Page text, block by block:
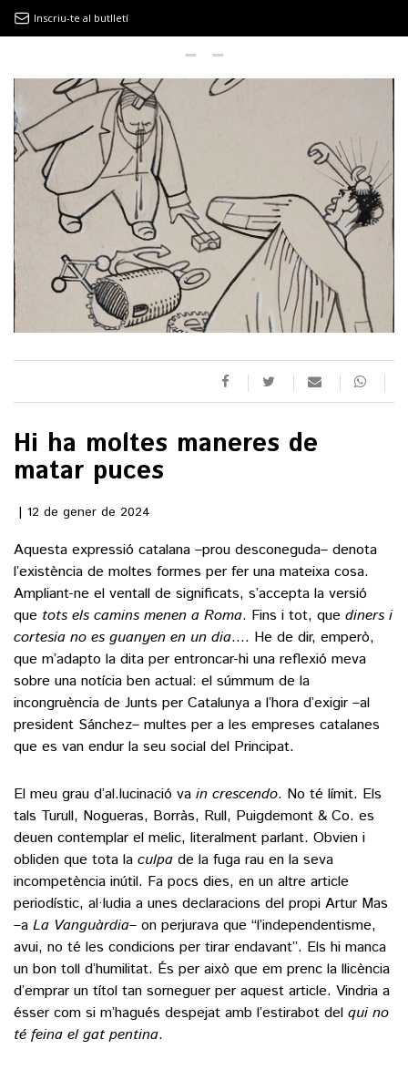
9MAGAZÍN
EL CLÀSSIC | ALBERT PLA
“LA VIDA ÉS COM LA MAR: SEMPRE BUSCA L’EQUILIBRI”
NOVETATS DISCOGRÀFIQUES
EL CLÀSSIC | ELS 3 TAMBORS
TEMÀTIQUES
()
POLÍTICA
SOCIETAT
ECONOMIA
VEURE TOTES
ESPORTS
FUTBOL
HOQUEI PATINS
MOTOR
VEURE TOTES
CULTURA
ARTS ESCÈNIQUES
CULTURA POPULAR
CALAIX
SUPLEMENTS
FOTOGALERIES
9MAGAZÍN
BLOGOSFERA
Inscriu-te al butlletí
Hi ha moltes maneres de
matar puces
12 de gener de 2024
Aquesta expressió catalana –prou desconeguda– denota
l’existència de moltes formes per fer una mateixa cosa.
Ampliant-ne el ventall de significats, s’accepta la versió
que tots els camins menen a Roma. Fins i tot, que diners i
cortesia no es guanyen en un dia…. He de dir, emperò,
que m’adapto la dita per entroncar-hi una reflexió meva
sobre una notícia ben actual: el súmmum de la
incongruència de Junts per Catalunya a l’hora d’exigir –al
president Sánchez– multes per a les empreses catalanes
que es van endur la seu social del Principat.
El meu grau d’al.lucinació va in crescendo. No té límit. Els
tals Turull, Nogueras, Borràs, Rull, Puigdemont & Co. es
deuen contemplar el melic, literalment parlant. Obvien i
obliden que tota la culpa de la fuga rau en la seva
incompetència inútil. Fa pocs dies, en un altre article
periodístic, al·ludia a unes declaracions del propi Artur Mas
–a La Vanguàrdia– on perjurava que “l’independentisme,
avui, no té les condicions per tirar endavant”. Els hi manca
un bon toll d’humilitat. És per això que em prenc la llicència
d’emprar un títol tan sorneguer per aquest article. Vindria a
ésser com si m’hagués despejat amb l’estirabot del qui no
té feina el gat pentina.